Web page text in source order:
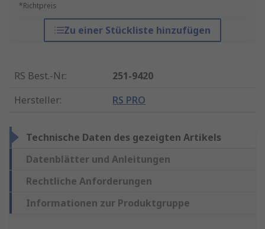
*Richtpreis
Zu einer Stückliste hinzufügen
RS Best.-Nr.:
251-9420
Hersteller: RS PRO
Technische Daten des gezeigten Artikels
Datenblätter und Anleitungen
Rechtliche Anforderungen
Informationen zur Produktgruppe